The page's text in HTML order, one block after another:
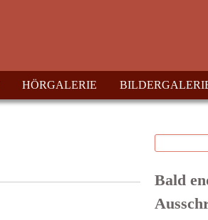
HÖRGALERIE
Suche
Bald